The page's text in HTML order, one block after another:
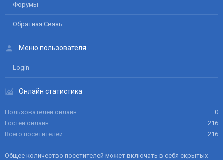
Форумы
Обратная Связь
Меню пользователя
Login
Онлайн статистика
Пользователей онлайн
0
Гостей онлайн
216
Всего посетителей
216
Общее количество посетителей может включать в себя скрытых